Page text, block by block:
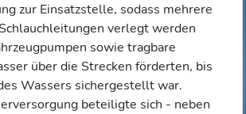
zur Einsatzstelle, sodass mehrere
verlegt werden
sowie tragbare
über die Strecken förderten, bis
Wassers sichergestellt war.
beteiligte sich - neben